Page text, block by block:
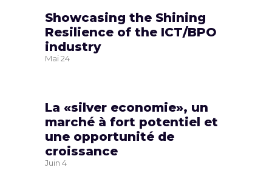
Showcasing the Shining
Resilience of the ICT/BPO
industry
Mai24
La «silver economie», un
marché à fort potentiel et
une opportunité de
croissance
Juin 4